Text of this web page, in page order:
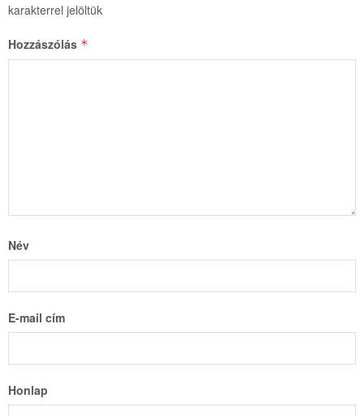
karakterrel jelöltük
Hozzászólás *
Név
E-mail cím
Honlap